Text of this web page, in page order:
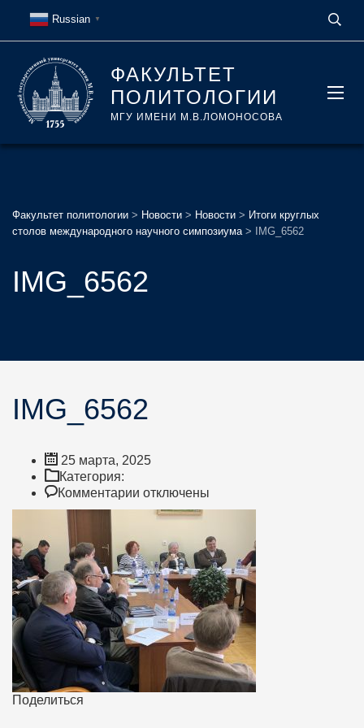
ФАКУЛЬТЕТ
ПОЛИТОЛОГИИ
МГУ ИМЕНИ М.В.ЛОМОНОСОВА
Факультет политологии > Новости > Новости > Итоги круглых
столов международного научного симпозиума> IMG_6562
IMG_6562
IMG_6562
25 марта, 2025
Категория:
Комментарии к
записи
отключены
Поделиться
Russian ▼